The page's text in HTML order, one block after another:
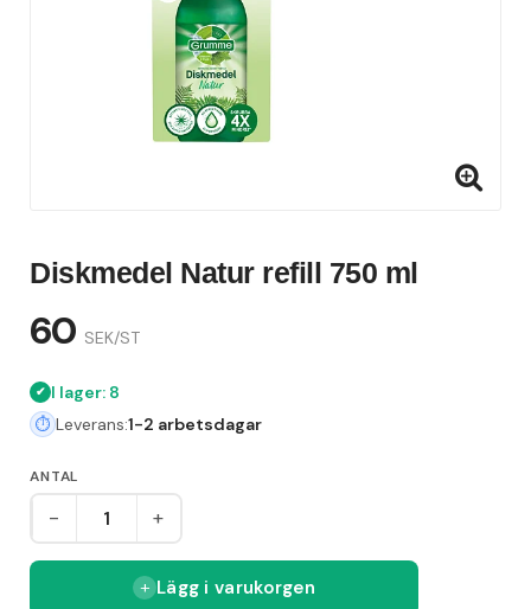
Diskmedel Natur refill 750 ml
60 SEK/ST
I lager: 8
Leverans:1-2 arbetsdagar
ANTAL
- +
Lägg i varukorgen